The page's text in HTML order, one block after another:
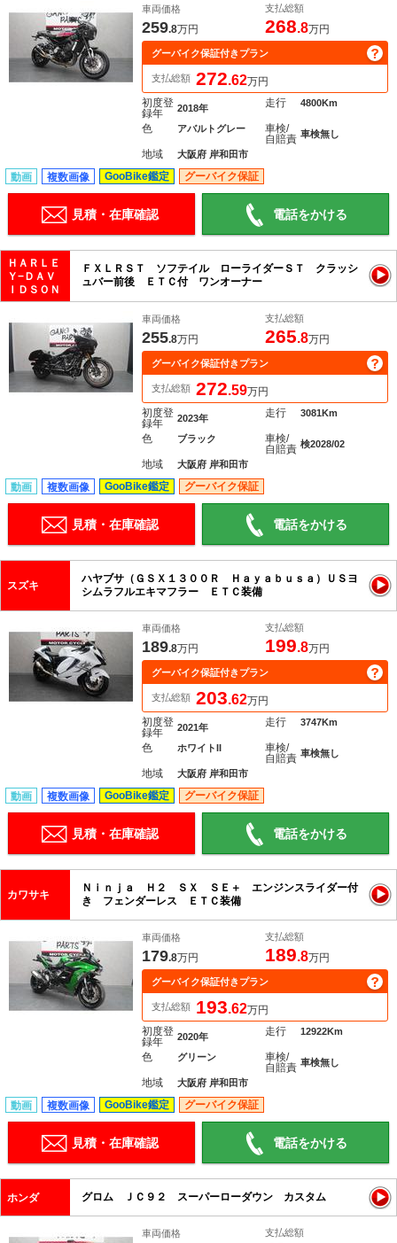
車両価格
259.8万円
支払総額
268.8万円
グーバイク保証付きプラン
支払総額 272.62万円
初度登
録年
2018年 走行 4800Km
色 アバルトグレー
車検/
自賠責 車検無し
地域 大阪府 岸和田市
動画 複数画像 GooBike鑑定 グーバイク保証
見積・在庫確認 電話をかける
ＨＡＲＬＥ
Ｙ−ＤＡＶ
ＩＤＳＯＮ
ＦＸＬＲＳＴ ソフテイル ローライダーＳＴ クラッシ
ュバー前後 ＥＴＣ付 ワンオーナー
車両価格
255.8万円
支払総額
265.8万円
グーバイク保証付きプラン
支払総額 272.59万円
初度登
録年
2023年 走行 3081Km
色 ブラック
車検/
自賠責 検2028/02
地域 大阪府 岸和田市
動画 複数画像 GooBike鑑定 グーバイク保証
見積・在庫確認 電話をかける
スズキ
ハヤブサ（ＧＳＸ１３００Ｒ Ｈａｙａｂｕｓａ）ＵＳヨ
シムラフルエキマフラー ＥＴＣ装備
車両価格
189.8万円
支払総額
199.8万円
グーバイク保証付きプラン
支払総額 203.62万円
初度登
録年
2021年 走行 3747Km
色 ホワイトII
車検/
自賠責 車検無し
地域 大阪府 岸和田市
動画 複数画像 GooBike鑑定 グーバイク保証
見積・在庫確認 電話をかける
カワサキ
Ｎｉｎｊａ Ｈ２ ＳＸ ＳＥ＋ エンジンスライダー付
き フェンダーレス ＥＴＣ装備
車両価格
179.8万円
支払総額
189.8万円
グーバイク保証付きプラン
支払総額 193.62万円
初度登
録年
2020年 走行 12922Km
色 グリーン
車検/
自賠責 車検無し
地域 大阪府 岸和田市
動画 複数画像 GooBike鑑定 グーバイク保証
見積・在庫確認 電話をかける
ホンダ グロム ＪＣ９２ スーパーローダウン カスタム
車両価格 支払総額